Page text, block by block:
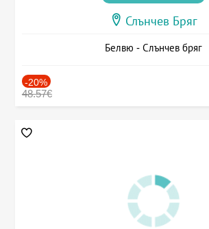
Слънчев Бряг
Белвю - Слънчев бряг
-20%
48.57€